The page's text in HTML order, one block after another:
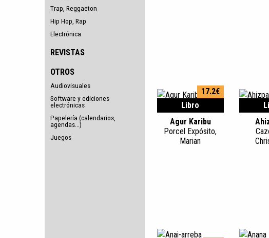
Trap, Reggaeton
Hip Hop, Rap
Electrónica
REVISTAS
OTROS
Audiovisuales
Software y ediciones
electrónicas
Papelería (calendarios,
agendas...)
Juegos
Libro
17.2€
Agur Karibu
Porcel Expósito,
Marian